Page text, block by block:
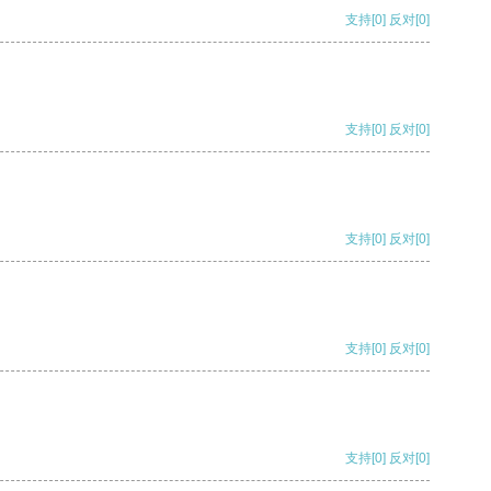
支持[0] 反对[0]
支持[0] 反对[0]
支持[0] 反对[0]
支持[0] 反对[0]
支持[0] 反对[0]